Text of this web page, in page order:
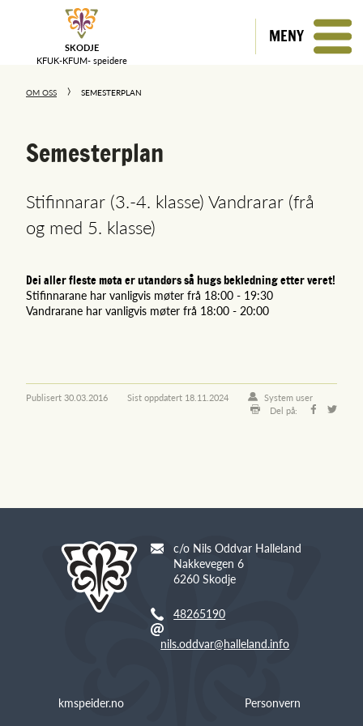
SKODJE
KFUK-KFUM- speidere
MENY
OM OSS SEMESTERPLAN
Semesterplan
Stifinnarar (3.-4. klasse) Vandrarar (frå
og med 5. klasse)
Dei aller fleste møta er utandørs så hugs bekledning etter veret!
Stifinnarane har vanligvis møter frå 18:00 - 19:30
Vandrarane har vanligvis møter frå 18:00 - 20:00
Publisert30.03.2016 Sist oppdatert 18.11.2024
System user
Del på:
c/o Nils Oddvar Halleland
Nakkevegen 6
6260 Skodje
48265190
nils.oddvar@halleland.info
kmspeider.no
Personvern